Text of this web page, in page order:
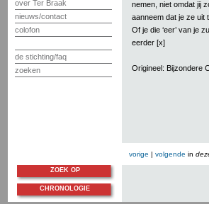
over Ter Braak
nieuws/contact
colofon
de stichting/faq
zoeken
nemen, niet omdat jij
aanneem dat je ze uit
Of je die ‘eer’ van je
eerder [x]
Origineel: Bijzondere
vorige | volgende in
ZOEK OP
CHRONOLOGIE